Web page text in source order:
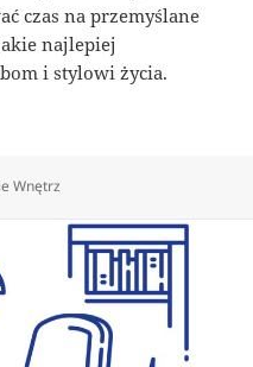
czas na przemyślane
najlepiej
i stylowi życia.
Wnętrz